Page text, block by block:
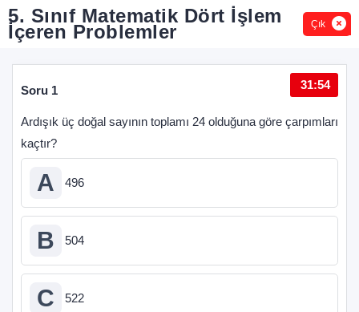
5. Sınıf Matematik Dört İşlem
İçeren Problemler Çık
31:54
Soru 1
Ardışık üç doğal sayının toplamı 24 ol­duğuna göre çarpımları
kaçtır?
A 496
B 504
C 522